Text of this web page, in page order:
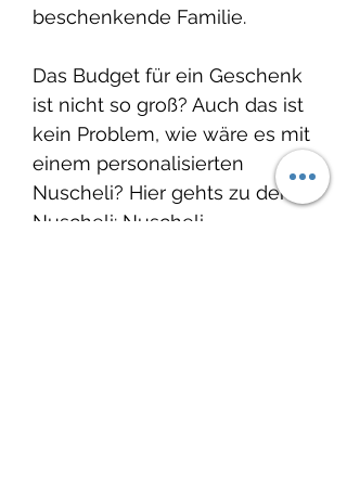
beschenkende Familie.
Das Budget für ein Geschenk
ist nicht so groß? Auch das ist
kein Problem, wie wäre es mit
einem personalisierten
Nuscheli? Hier gehts zu den
Nuscheli: Nuscheli